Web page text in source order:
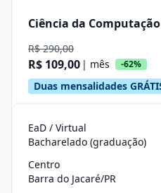
Ciência da Computação
R$ 290,00
R$ 109,00 | mês -62%
Duas mensalidades
EaD / Virtual
Bacharelado (graduação)
Centro
Barra do Jacaré/PR